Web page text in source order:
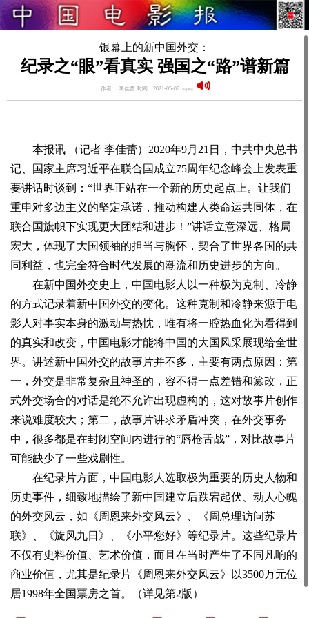
银幕上的新中国外交：
纪录之“眼”看真实 强国之“路”谱新篇
作者： 李佳蕾 时间：2021-05-07
本报讯 （记者 李佳蕾）2020年9月21日，中共中央总书
记、国家主席习近平在联合国成立75周年纪念峰会上发表重
要讲话时谈到：“世界正站在一个新的历史起点上。让我们
重申对多边主义的坚定承诺，推动构建人类命运共同体，在
联合国旗帜下实现更大团结和进步！”讲话立意深远、格局
宏大，体现了大国领袖的担当与胸怀，契合了世界各国的共
同利益，也完全符合时代发展的潮流和历史进步的方向。
在新中国外交史上，中国电影人以一种极为克制、冷静
的方式记录着新中国外交的变化。这种克制和冷静来源于电
影人对事实本身的激动与热忱，唯有将一腔热血化为看得到
的真实和改变，中国电影才能将中国的大国风采展现给全世
界。讲述新中国外交的故事片并不多，主要有两点原因：第
一，外交是非常复杂且神圣的，容不得一点差错和篡改，正
式外交场合的对话是绝不允许出现虚构的，这对故事片创作
来说难度较大；第二，故事片讲求矛盾冲突，在外交事务
中，很多都是在封闭空间内进行的“唇枪舌战”，对比故事片
可能缺少了一些戏剧性。
在纪录片方面，中国电影人选取极为重要的历史人物和
历史事件，细致地描绘了新中国建立后跌宕起伏、动人心魄
的外交风云，如《周恩来外交风云》、《周总理访问苏
联》、《旋风九日》、《小平您好》等纪录片。这些纪录片
不仅有史料价值、艺术价值，而且在当时产生了不同凡响的
商业价值，尤其是纪录片《周恩来外交风云》以3500万元位
居1998年全国票房之首。
（详见第2版）